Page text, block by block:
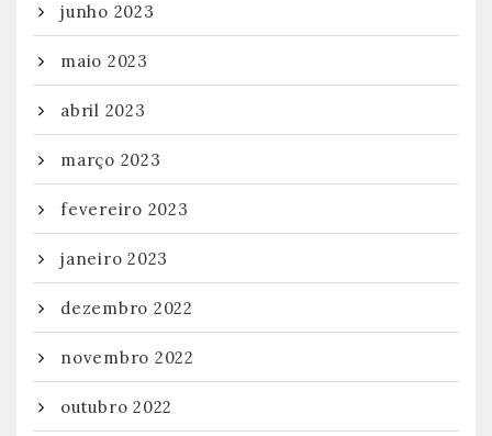
junho 2023
maio 2023
abril 2023
março 2023
fevereiro 2023
janeiro 2023
dezembro 2022
novembro 2022
outubro 2022